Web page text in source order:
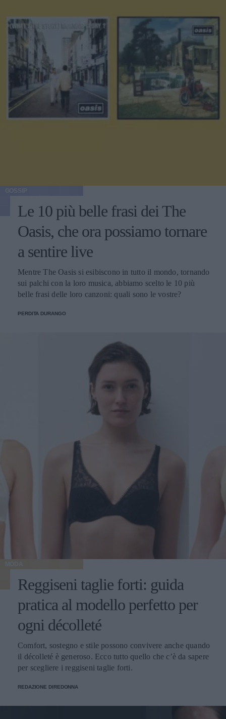
Le 10 più belle frasi dei The
Oasis, che ora possiamo tornare
a sentire live
Mentre The Oasis si esibiscono in tutto il mondo, tornando
sui palchi con la loro musica, abbiamo scelto le 10 più
belle frasi delle loro canzoni: quali sono le vostre?
PERDITA DURANGO
MODA
Reggiseni taglie forti: guida
pratica al modello perfetto per
ogni décolleté
Comfort, sostegno e stile possono convivere anche quando
il décolleté è generoso. Ecco tutto quello che c’è da sapere
per scegliere i reggiseni taglie forti.
REDAZIONE DIREDONNA